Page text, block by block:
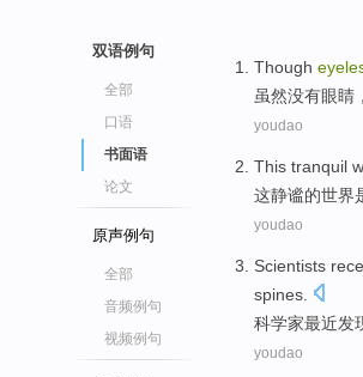
双语例句
全部
口语
书面语
论文
原声例句
全部
音频例句
视频例句
Though
虽然没有眼睛，
youdao
This tranquil
这静谧的世界
youdao
Scientists
spines
科学家最近发
youdao